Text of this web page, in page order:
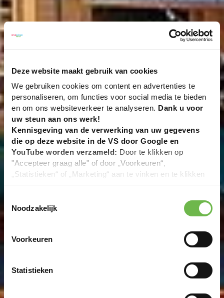
Deze website maakt gebruik van cookies
We gebruiken cookies om content en advertenties te
personaliseren, om functies voor social media te bieden
en om ons websiteverkeer te analyseren. Dank u voor
uw steun aan ons werk!
Kennisgeving van de verwerking van uw gegevens
die op deze website in de VS door Google en
YouTube worden verzameld: Door te klikken op
"Accepteer graag alle" of door „Voorkeuren“,
„Statistieken“ of „Marketing“ aan te vinken en te klikken
op "Selectie handmatig instellen", stemt u er ook mee in
overeenstemming met Art. 49 (1) zin 1 lit. a DSGVO. De
VS zijn door het Europees Hof van Justitie beoordeeld
gegevensbescherming volgens EU-normen. In het
Amerikaanse autoriteiten worden verwerkt voor controle-
en toezichtdoeleinden, mogelijk ook zonder enig
Noodzakelijk
Voorkeuren
Statistieken